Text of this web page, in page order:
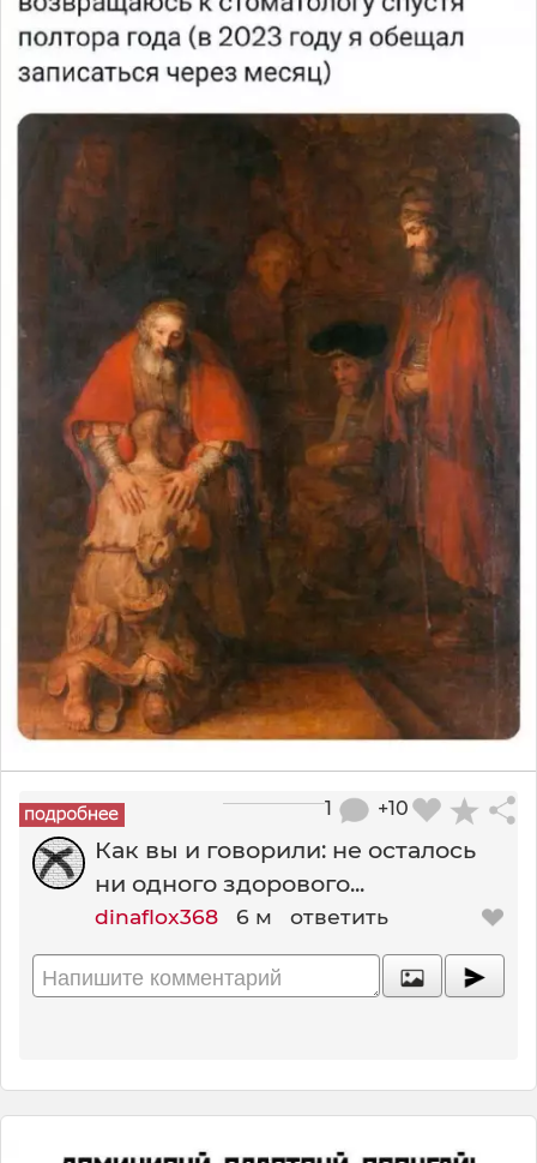
+10
1
Как вы и говорили: не осталось
ни одного здорового...
dinaflox368 6 м ответить